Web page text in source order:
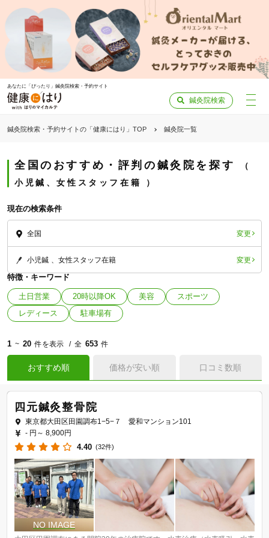
あなたに「ぴったり」鍼灸院検索・予約サイト
鍼灸院検索
鍼灸院検索・予約サイトの「健康にはり」TOP 鍼灸院一覧
全国のおすすめ・評判の鍼灸院を探す
小児鍼、女性スタッフ在籍
現在の検索条件
全国 変更
小児鍼 女性スタッフ在籍 変更
特徴・キーワード
土日営業 20時以降OK 美容
スポーツ
レディース
駐車場有
1 ~ 20 件を表示 全 653 件
おすすめ順 価格が安い順 口コミ数順
四元鍼灸整骨院
東京都大田区田園調布1−5−７ 愛和マンション101
- 円～ 8,900円
4.40 (32件)
「健康にはりを見た」